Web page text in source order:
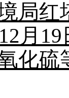
局
12 月 19
化硫